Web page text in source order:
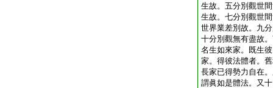
生故。五分別觀世
生故。七分別觀世
世界業差別故。九
十分別觀無有盡故
名生如來家。既生
家。得彼法體者。
長家已得勢力自在
謂眞如是體法。又